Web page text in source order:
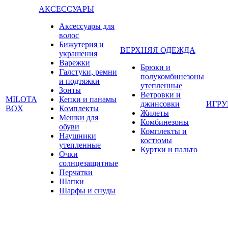
MILOTA
BOX
АКСЕССУАРЫ
Аксессуары для
волос
Бижутерия и
украшения
Варежки
Галстуки, ремни
и подтяжки
Зонты
Кепки и панамы
Комплекты
Мешки для
обуви
Наушники
утепленные
Очки
солнцезащитные
Перчатки
Шапки
Шарфы и снуды
ВЕРХНЯЯ ОДЕЖДА
Брюки и
полукомбинезоны
утепленные
Ветровки и
джинсовки
Жилеты
Комбинезоны
Комплекты и
костюмы
Куртки и пальто